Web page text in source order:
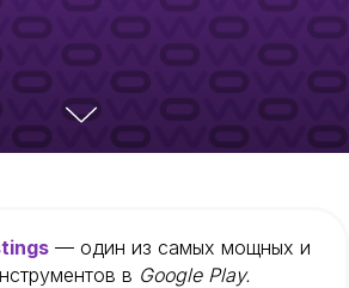
— один из самых мощных и
в Google Play.